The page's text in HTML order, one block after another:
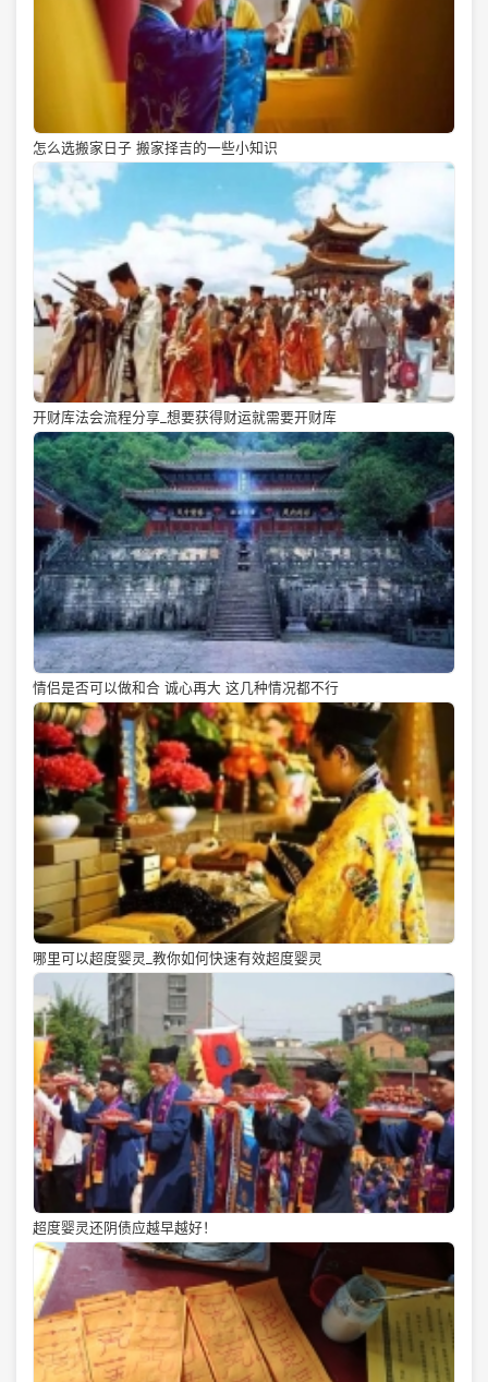
怎么选搬家日子 搬家择吉的一些小知识
开财库法会流程分享_想要获得财运就需要开财库
情侣是否可以做和合 诚心再大 这几种情况都不行
哪里可以超度婴灵_教你如何快速有效超度婴灵
超度婴灵还阴债应越早越好！